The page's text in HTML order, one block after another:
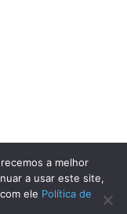
a melhor
a usar este site,
ele Política de